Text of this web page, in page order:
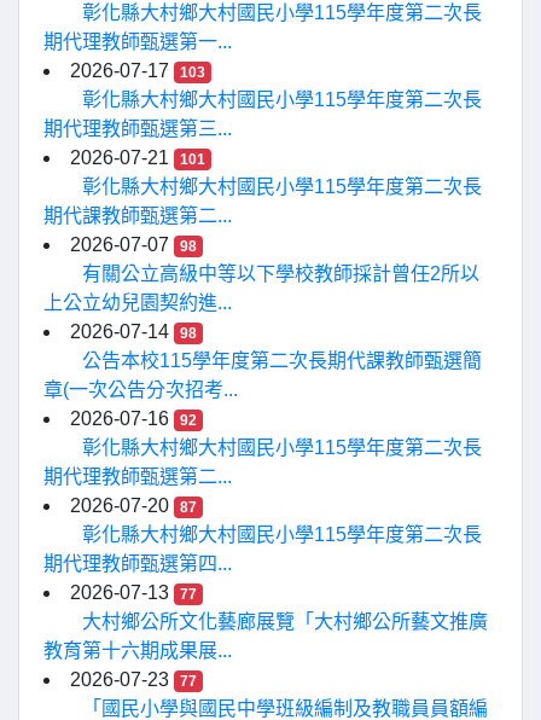
彰化縣大村鄉大村國民小學115學年度第二次長
期代理教師甄選第一...
2026-07-17
103
彰化縣大村鄉大村國民小學115學年度第二次長
期代理教師甄選第三...
2026-07-21
101
彰化縣大村鄉大村國民小學115學年度第二次長
期代課教師甄選第二...
2026-07-07
98
有關公立高級中等以下學校教師採計曾任2所以
上公立幼兒園契約進...
2026-07-14
98
公告本校115學年度第二次長期代課教師甄選簡
章(一次公告分次招考...
2026-07-16
92
彰化縣大村鄉大村國民小學115學年度第二次長
期代理教師甄選第二...
2026-07-20
87
彰化縣大村鄉大村國民小學115學年度第二次長
期代理教師甄選第四...
2026-07-13
77
大村鄉公所文化藝廊展覽「大村鄉公所藝文推廣
教育第十六期成果展...
2026-07-23
77
「國民小學與國民中學班級編制及教職員員額編